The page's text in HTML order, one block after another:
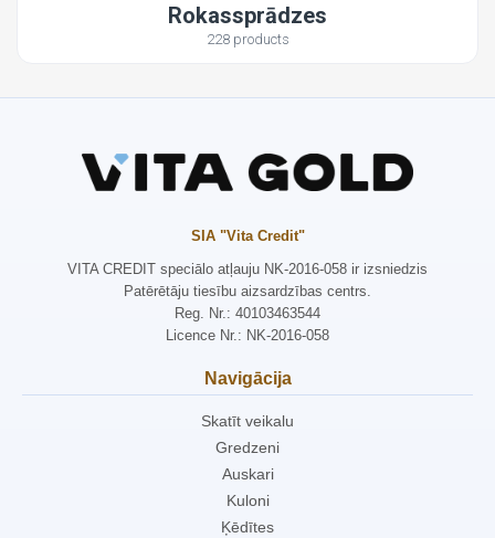
Rokassprādzes
228 products
SIA "Vita Credit"
VITA CREDIT speciālo atļauju NK-2016-058 ir izsniedzis
Patērētāju tiesību aizsardzības centrs.
Reg. Nr.: 40103463544
Licence Nr.: NK-2016-058
Navigācija
Skatīt veikalu
Gredzeni
Auskari
Kuloni
Ķēdītes